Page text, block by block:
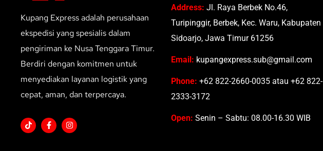
Kupang Express adalah perusahaan
ekspedisi yang spesialis dalam
pengiriman ke Nusa Tenggara Timur.
Berdiri dengan komitmen untuk
menyediakan layanan logistik yang
cepat, aman, dan terpercaya.
Address: Jl. Raya Berbek No.46,
Turipinggir, Berbek, Kec. Waru, Kabupaten
Sidoarjo, Jawa Timur 61256
Email: kupangexpress.sub@gmail.com
Phone: +62 822-2660-0035 atau +62 822-
2333-3172
Open: Senin – Sabtu: 08.00-16.30 WIB